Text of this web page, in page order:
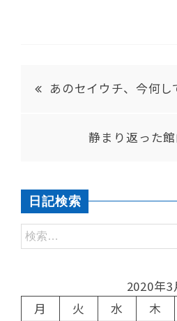
あのセイウチ、今何し
静まり返った
日記検索
2020年3
月
火 水 木